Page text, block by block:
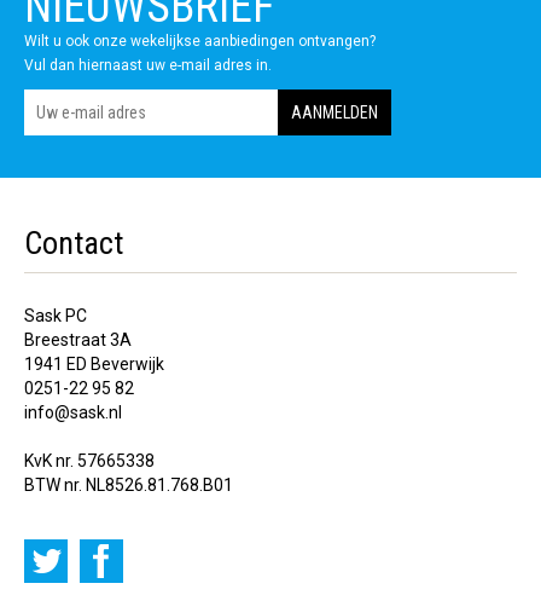
Wilt u ook onze wekelijkse aanbiedingen ontvangen?
Vul dan hiernaast uw e-mail adres in.
Contact
Sask PC
Breestraat 3A
1941 ED Beverwijk
0251-22 95 82
info@sask.nl
KvK nr. 57665338
BTW nr. NL8526.81.768.B01